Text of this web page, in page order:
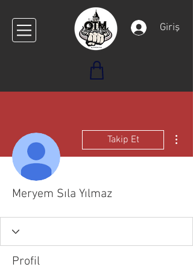
Giriş
Takip Et
Meryem Sıla Yılmaz
Profil